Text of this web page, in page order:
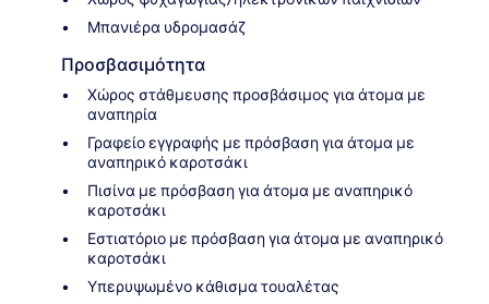
Μπανιέρα υδρομασάζ
Προσβασιμότητα
Χώρος στάθμευσης προσβάσιμος για άτομα με
αναπηρία
Γραφείο εγγραφής με πρόσβαση για άτομα με
αναπηρικό καροτσάκι
Πισίνα με πρόσβαση για άτομα με αναπηρικό
καροτσάκι
Εστιατόριο με πρόσβαση για άτομα με αναπηρικό
καροτσάκι
Υπερυψωμένο κάθισμα τουαλέτας